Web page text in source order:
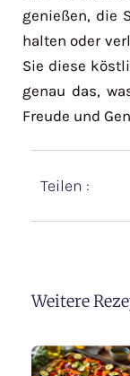
genießen, die
halten oder
Sie diese
genau das,
Freude und
Teilen :
Weitere